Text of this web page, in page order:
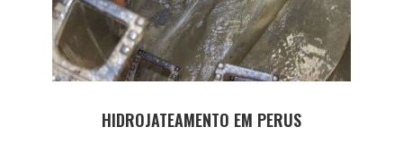
HIDROJATEAMENTO EM PERUS